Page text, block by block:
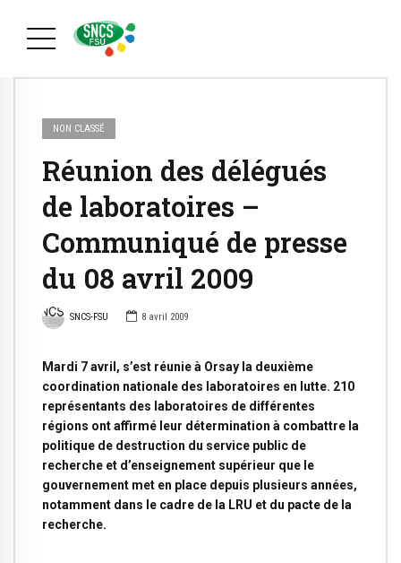
NON CLASSÉ
Réunion des délégués
de laboratoires –
Communiqué de presse
du 08 avril 2009
SNCS-FSU 8 avril 2009
Mardi 7 avril, s’est réunie à Orsay la deuxième
coordination nationale des laboratoires en lutte. 210
représentants des laboratoires de différentes
régions ont affirmé leur détermination à combattre la
politique de destruction du service public de
recherche et d’enseignement supérieur que le
gouvernement met en place depuis plusieurs années,
notamment dans le cadre de la LRU et du pacte de la
recherche.